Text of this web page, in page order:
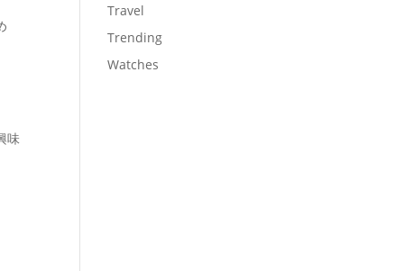
味
Travel
Trending
Watches